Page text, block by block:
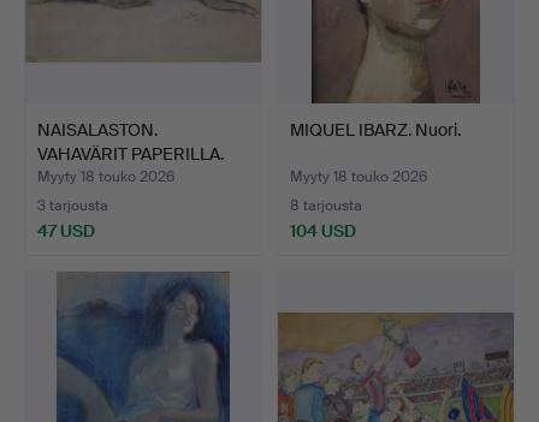
NAISALASTON.
VAHAVÄRIT PAPERILLA.
SIGNEERA…
Myyty 18 touko 2026
3 tarjousta
47 USD
MIQUEL IBARZ. Nuori.
Myyty 18 touko 2026
8 tarjousta
104 USD